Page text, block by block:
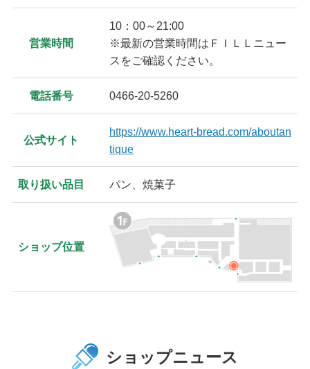
営業時間
10：00～21:00
※最新の営業時間はＦＩＬＬニュー
スをご確認ください。
電話番号 0466-20-5260
公式サイト
https://www.heart-bread.com/aboutan
tique
取り扱い品目 パン、焼菓子
ショップ位置
ショップニュース